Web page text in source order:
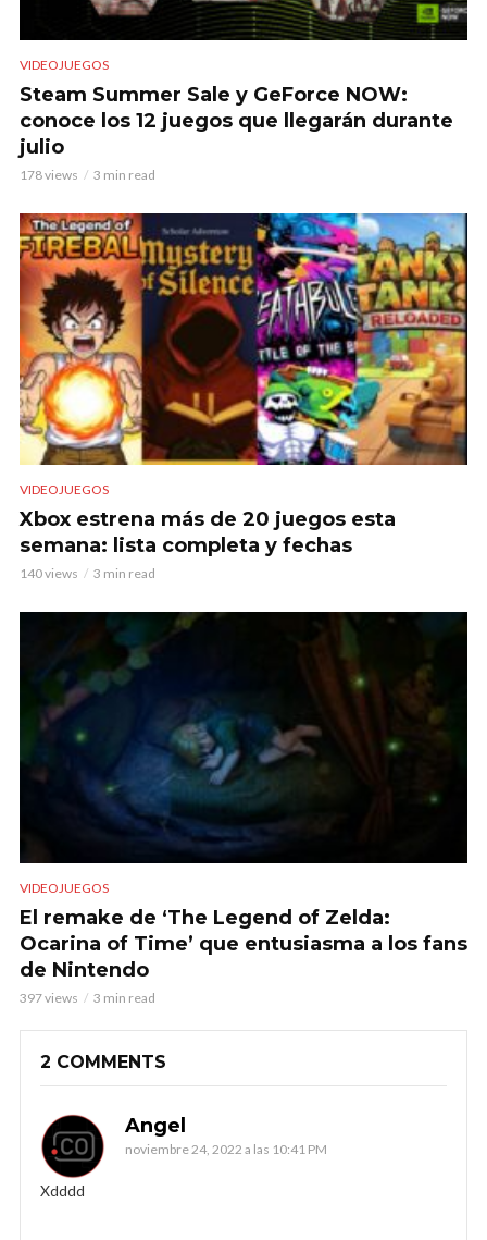
VIDEOJUEGOS
Steam Summer Sale y GeForce NOW:
conoce los 12 juegos que llegarán durante
julio
178 views 3 min read
VIDEOJUEGOS
Xbox estrena más de 20 juegos esta
semana: lista completa y fechas
140 views 3 min read
VIDEOJUEGOS
El remake de ‘The Legend of Zelda:
Ocarina of Time’ que entusiasma a los fans
de Nintendo
397 views 3 min read
2 COMMENTS
Angel
noviembre 24, 2022 a las 10:41 PM
Xdddd